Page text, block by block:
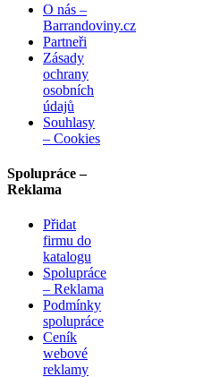
O nás –
Barrandoviny.cz
Partneři
Zásady
ochrany
osobních
údajů
Souhlasy
– Cookies
Spolupráce –
Reklama
Přidat
firmu do
katalogu
Spolupráce
– Reklama
Podmínky
spolupráce
Ceník
webové
reklamy